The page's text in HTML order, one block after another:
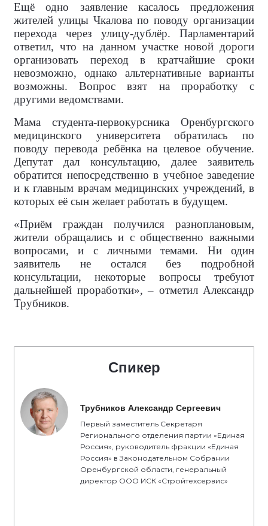
Ещё одно заявление касалось предложения
жителей улицы Чкалова по поводу организации
перехода через улицу-дублёр. Парламентарий
ответил, что на данном участке новой дороги
организовать переход в кратчайшие сроки
невозможно, однако альтернативные варианты
возможны. Вопрос взят на проработку с
другими ведомствами.
Мама студента-первокурсника Оренбургского
медицинского университета обратилась по
поводу перевода ребёнка на целевое обучение.
Депутат дал консультацию, далее заявитель
обратится непосредственно в учебное заведение
и к главным врачам медицинских учреждений, в
которых её сын желает работать в будущем.
«Приём граждан получился разноплановым,
жители обращались и с общественно важными
вопросами, и с личными темами. Ни один
заявитель не остался без подробной
консультации, некоторые вопросы требуют
дальнейшей проработки», – отметил Александр
Трубников.
Спикер
Трубников Александр Сергеевич
Первый заместитель Секретаря
Регионального отделения партии «Единая
Россия», руководитель фракции «Единая
Россия» в Законодательном Собрании
Оренбургской области, генеральный
директор ООО ИСК «Стройтехсервис»